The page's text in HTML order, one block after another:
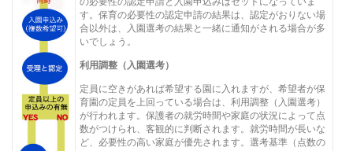
す。保育の必要性の認定申請の結果は、認定がおりない場
合以外は、入園選考の結果と一緒に通知がされる場合が多
いでしょう。
利用調整（入園選考）
定員に空きがあれば希望する園に入れますが、希望者が保
育園の定員を上回っている場合は、利用調整（入園選考）
が行われます。保護者の就労時間や家庭の状況によって点
数がつけられ、客観的に判断されます。就労時間が長いな
ど、必要性の高い家庭が優先されます。選考基準（点数の